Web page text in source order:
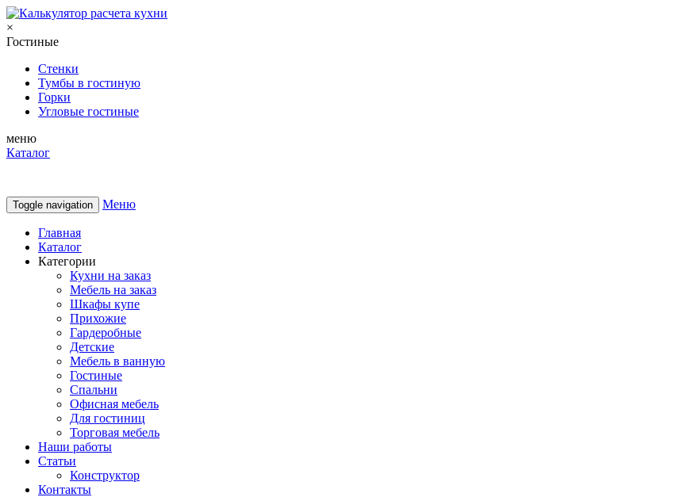
×
Гостиные
Стенки
Тумбы в гостиную
Горки
Угловые гостиные
меню
Каталог
Toggle navigation Меню
Главная
Каталог
Категории
Кухни на заказ
Мебель на заказ
Шкафы купе
Прихожие
Гардеробные
Детские
Мебель в ванную
Гостиные
Спальни
Офисная мебель
Для гостиниц
Торговая мебель
Наши работы
Статьи
Конструктор
Контакты